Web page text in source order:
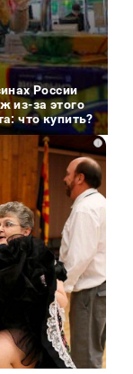
России
из-за этого
что купить?
i